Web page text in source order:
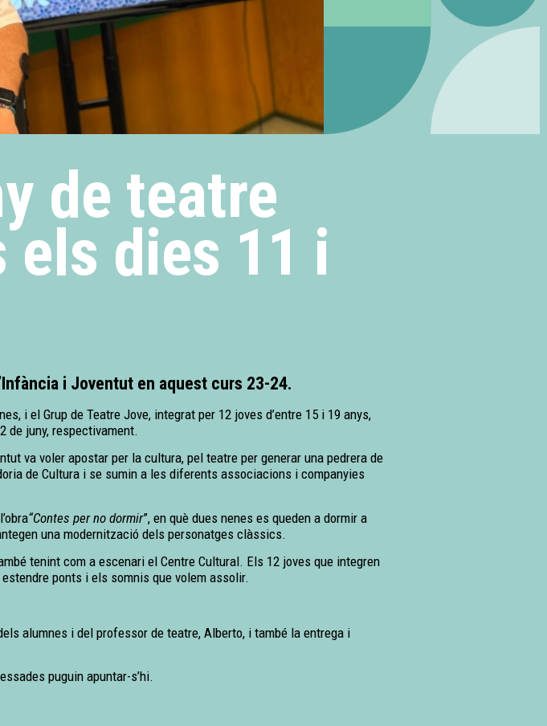
de teatre
els dies 11 i
i Joventut en aquest curs 23-24.
i el Grup de Teatre Jove, integrat per 12 joves d’entre 15 i 19 anys,
de juny, respectivament.
va voler apostar per la cultura, pel teatre per generar una pedrera de
de Cultura i se sumin a les diferents associacions i companyies
“Contes per no dormir”, en què dues nenes es queden a dormir a
una modernització dels personatges clàssics.
tenint com a escenari el Centre Cultural. Els 12 joves que integren
ponts i els somnis que volem assolir.
alumnes i del professor de teatre, Alberto, i també la entrega i
puguin apuntar-s’hi.